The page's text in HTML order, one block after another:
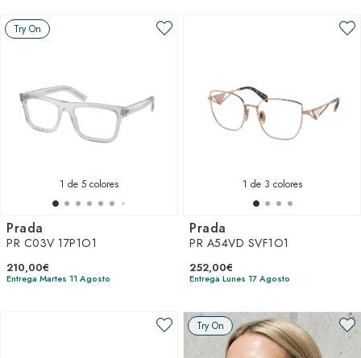
Try On
1 de 5 colores
Prada
PR C03V 17P1O1
210,00€
Entrega Martes 11 Agosto
1 de 3 colores
Prada
PR A54VD SVF1O1
252,00€
Entrega Lunes 17 Agosto
Try On